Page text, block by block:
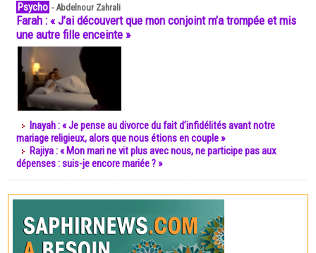
Psycho -Abdelnour Zahrali
Farah : « J’ai découvert que mon conjoint m’a trompée et mis
une autre fille enceinte »
Inayah : « Je pense au divorce du fait d’infidélités avant notre
mariage religieux, alors que nous étions en couple »
Rajiya : « Mon mari ne vit plus avec nous, ne participe pas aux
dépenses : suis-je encore mariée ? »